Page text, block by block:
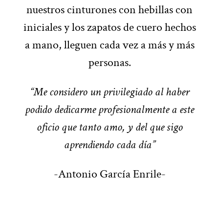
nuestros cinturones con hebillas con
iniciales y los zapatos de cuero hechos
a mano, lleguen cada vez a más y más
personas.
“Me considero un privilegiado al haber
podido dedicarme profesionalmente a este
oficio que tanto amo, y del que sigo
aprendiendo cada día”
-Antonio García Enrile-